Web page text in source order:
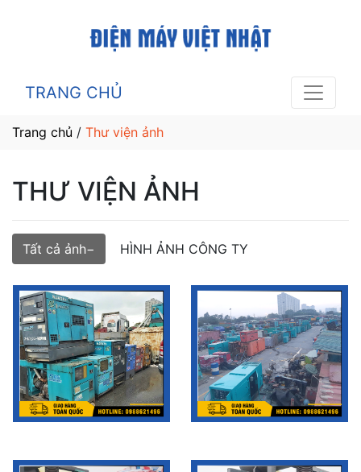
TRANG CHỦ
Trang chủ / Thư viện ảnh
THƯ VIỆN ẢNH
Tất cả ảnh HÌNH ẢNH CÔNG TY